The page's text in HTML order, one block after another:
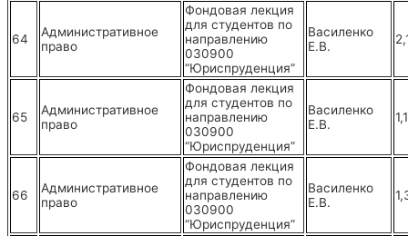
64
Административное
право
Фондовая лекция
для студентов по
направлению
030900
“Юриспруденция”
Василенко
Е.В.
65
Административное
право
Фондовая лекция
для студентов по
направлению
030900
“Юриспруденция”
Василенко
Е.В.
66
Административное
право
Фондовая лекция
для студентов по
направлению
030900
“Юриспруденция”
Василенко
Е.В.